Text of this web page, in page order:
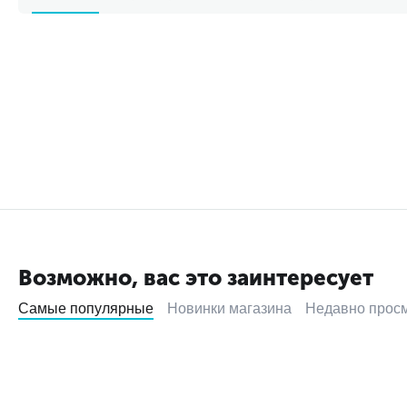
Возможно, вас это заинтересует
Самые популярные Новинки магазина Недавно